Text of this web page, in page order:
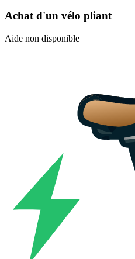
Achat d'un vélo pliant
Aide non disponible